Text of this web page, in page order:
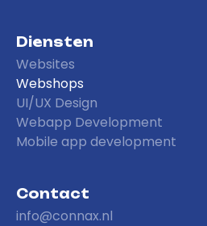
Diensten
Websites
Webshops
UI/UX Design
Webapp Development
Mobile app development
Contact
info@connax.nl